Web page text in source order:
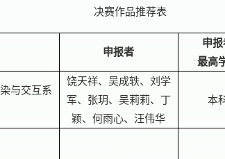
决赛作品推荐表
申报者
申
最高
与交互系
饶天祥、吴成轶、刘学
军、张玥、吴莉莉、丁
颖、何雨心、汪伟华
本